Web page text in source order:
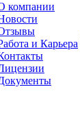
компании
и Карьера